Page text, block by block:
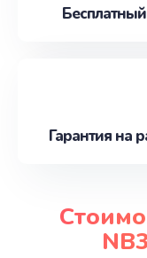
Гарантия на